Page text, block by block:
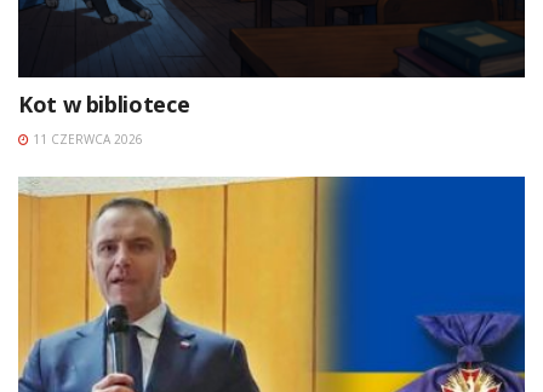
Kot w bibliotece
11 CZERWCA 2026